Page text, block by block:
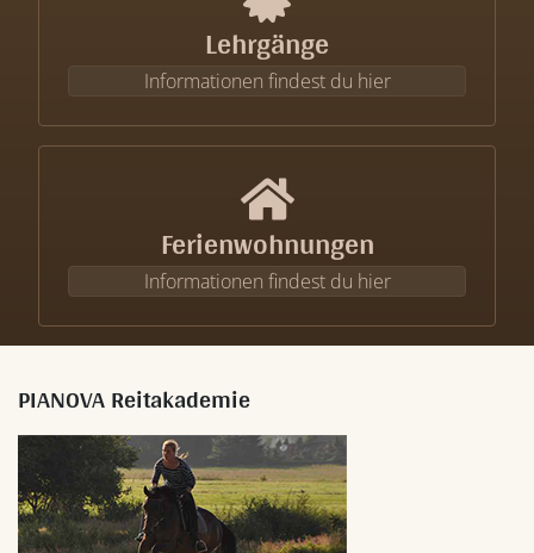
Lehrgänge
Informationen findest du hier
Ferienwohnungen
Informationen findest du hier
PIANOVA Reitakademie